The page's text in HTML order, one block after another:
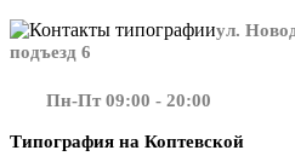
ул.
подъезд 6
Пн-Пт 09:00 - 20:00
Типография на Коптевской